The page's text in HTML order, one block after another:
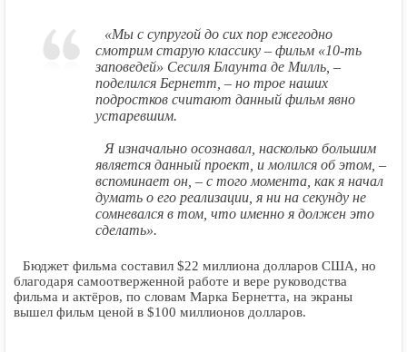
«Мы с супругой до сих пор ежегодно
смотрим старую классику – фильм «10-ть
заповедей» Сесиля Блаунта де Милль, –
поделился Бернетт, – но трое наших
подростков считают данный фильм явно
устаревшим.
Я изначально осознавал, насколько большим
является данный проект, и молился об этом, –
вспоминает он, – с того момента, как я начал
думать о его реализации, я ни на секунду не
сомневался в том, что именно я должен это
сделать».
Бюджет фильма составил $22 миллиона долларов США, но
благодаря самоотверженной работе и вере руководства
фильма и актёров, по словам Марка Бернетта, на экраны
вышел фильм ценой в $100 миллионов долларов.